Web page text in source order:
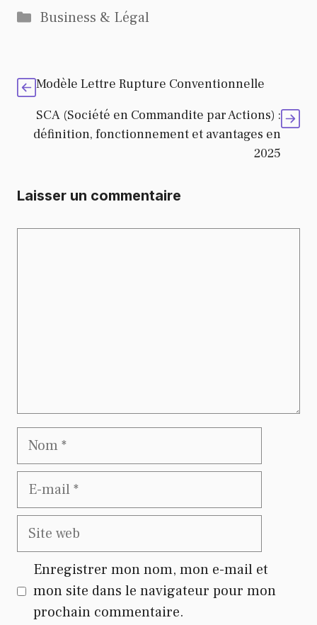
Catégories
Business & Légal
Modèle Lettre Rupture Conventionnelle
SCA (Société en Commandite par Actions) :
définition, fonctionnement et avantages en
2025
Laisser un commentaire
Nom
E-
mail
Site
web
Enregistrer mon nom, mon e-mail et
mon site dans le navigateur pour mon
prochain commentaire.